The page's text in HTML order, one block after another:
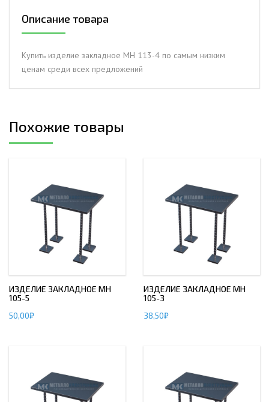
Описание товара
Купить изделие закладное МН 113-4 по самым низким
ценам среди всех предложений
Похожие товары
ИЗДЕЛИЕ ЗАКЛАДНОЕ МН
105-5
50,00₽
ИЗДЕЛИЕ ЗАКЛАДНОЕ МН
105-3
38,50₽